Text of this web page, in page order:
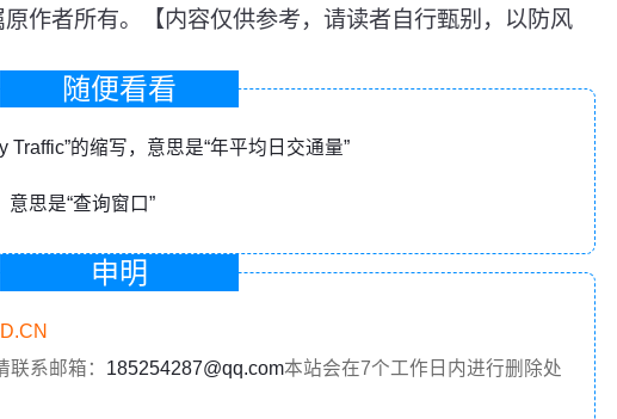
作者所有。【内容仅供参考，请读者自行甄别，以防风
随便看看
Traffic”的缩写，意思是“年平均日交通量”
意思是“查询窗口”
申明
系邮箱： 185254287@qq.com本站会在7个工作日内进行删除处